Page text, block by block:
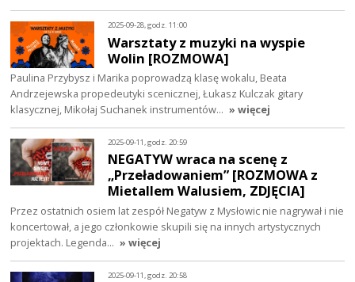
2025-09-28, godz. 11:00
Warsztaty z muzyki na wyspie
Wolin [ROZMOWA]
Paulina Przybysz i Marika poprowadzą klasę wokalu, Beata
Andrzejewska propedeutyki scenicznej, Łukasz Kulczak gitary
klasycznej, Mikołaj Suchanek instrumentów… » więcej
2025-09-11, godz. 20:59
NEGATYW wraca na scenę z
„Przeładowaniem” [ROZMOWA z
Mietallem Walusiem, ZDJĘCIA]
Przez ostatnich osiem lat zespół Negatyw z Mysłowic nie nagrywał i nie
koncertował, a jego członkowie skupili się na innych artystycznych
projektach. Legenda… » więcej
2025-09-11, godz. 20:58